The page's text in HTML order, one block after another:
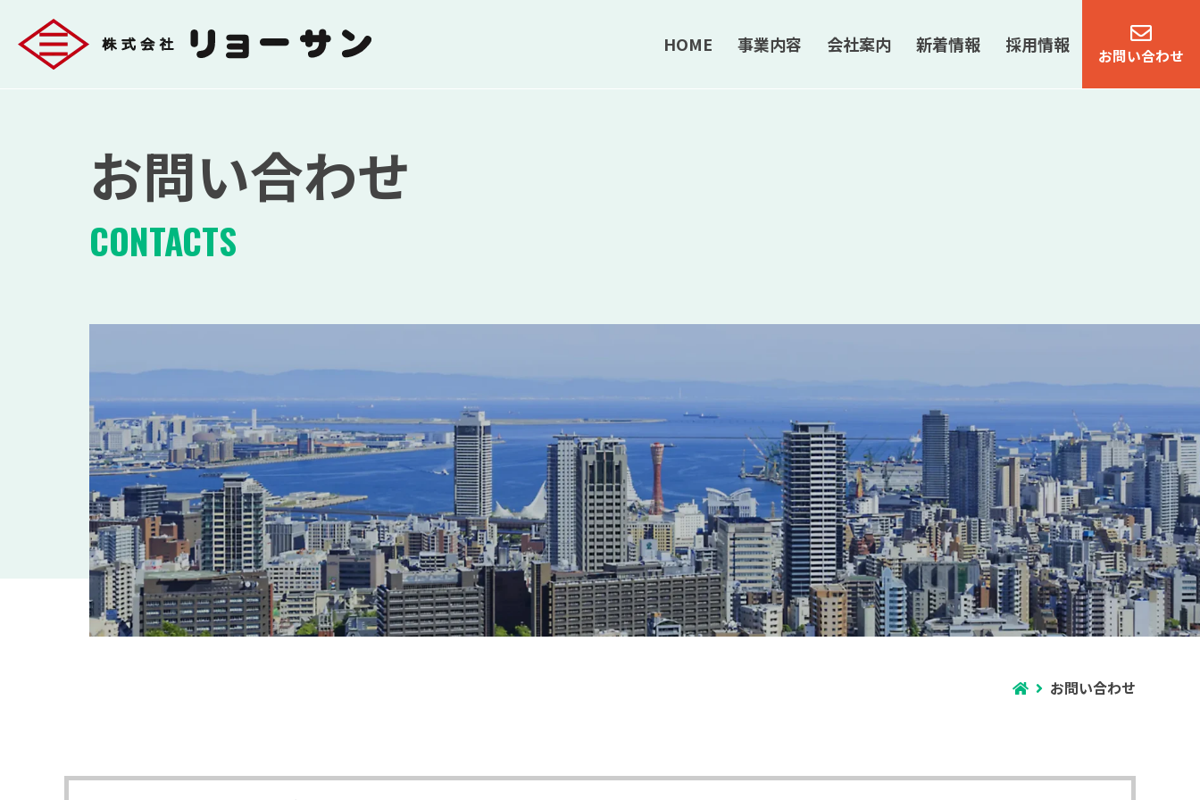
HOME 事業内容 会社案内 新着情報 採用情報 お問い合わせ
お問い合わせ
CONTACTS
 お問い合わせ